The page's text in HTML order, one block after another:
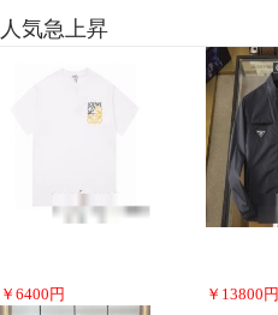
人気急上昇
￥ 6400 円 ￥ 13800 円